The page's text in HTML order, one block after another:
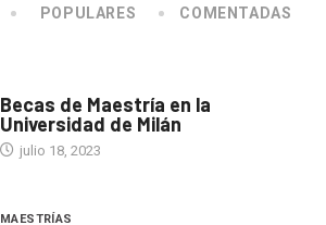
POPULARES COMENTADAS
Becas de Maestría en la
Universidad de Milán
julio 18, 2023